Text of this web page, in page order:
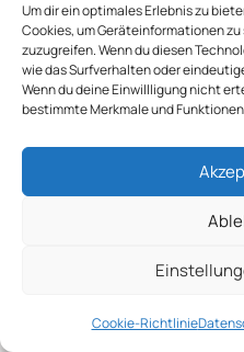
Um dir ein optimales Erlebnis zu
Cookies, um Geräteinformationen
zuzugreifen. Wenn du diesen
wie das Surfverhalten oder
Wenn du deine Einwillligung nicht
bestimmte Merkmale und
Cookie-Richtlinie
winterdienst in
Hameln (34 km)
winterdienst in
Stadthagen (35 km)
winterdienst in